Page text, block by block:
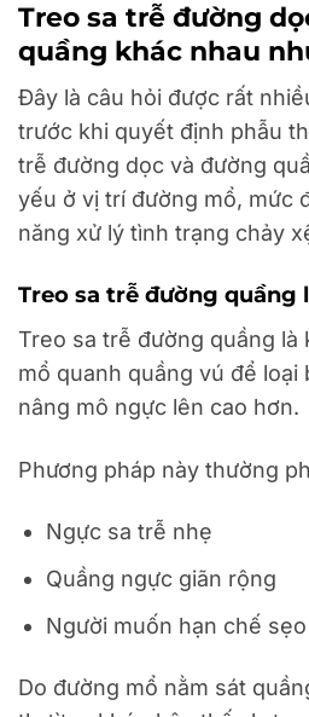
Treo sa trễ đường
quầng khác nhau
Đây là câu hỏi được rất
trước khi quyết định phẫu
trễ đường dọc và đường
yếu ở vị trí đường mổ, mức
năng xử lý tình trạng chảy
Treo sa trễ đường quầng
Treo sa trễ đường quầng là
mổ quanh quầng vú để loại
nâng mô ngực lên cao hơn.
Phương pháp này thường
Ngực sa trễ nhẹ
Quầng ngực giãn rộng
Người muốn hạn chế
Do đường mổ nằm sát